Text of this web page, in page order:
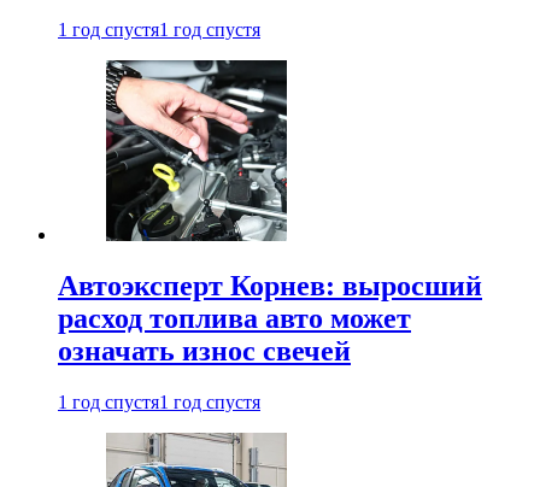
1 год спустя1 год спустя
Автоэксперт Корнев: выросший
расход топлива авто может
означать износ свечей
1 год спустя1 год спустя